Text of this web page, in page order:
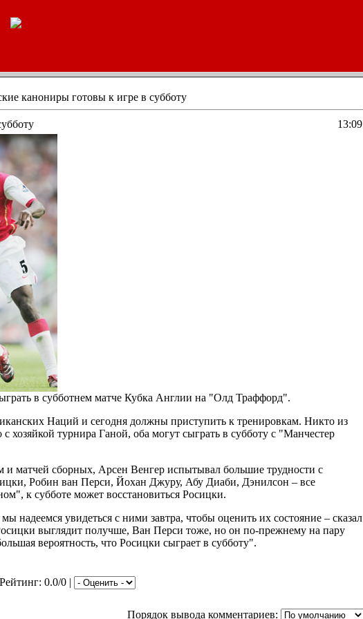
канониры готовы к игре в субботу
13:09
в субботнем матче Кубка Англии на "Олд Траффорд".
Наций и сегодня должны приступить к тренировкам. Никто из
с хозяйкой турнира Ганой, оба могут сыграть в субботу с "Манчестер
и матчей сборных, Арсен Венгер испытывал большие трудности с
Робин ван Перси, Йохан Джуру, Абу Диаби, Дэнилсон – все
к субботе может восстановиться Росицки.
надеемся увидеться с ними завтра, чтобы оценить их состояние – сказал
выглядит получше, Ван Перси тоже, но он по-прежнему на пару
вероятность, что Росицки сыграет в субботу".
0.0/0 |
Порядок вывода комментариев: